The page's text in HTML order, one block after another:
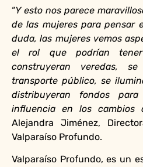
“Y esto nos parece
de las mujeres para pensar
duda, las mujeres vemos
el rol que podrían
construyeran veredas,
transporte público, se
distribuyeran fondos
influencia en los cambios
Alejandra Jiménez,
Valparaíso Profundo.
Valparaíso Profundo, es un